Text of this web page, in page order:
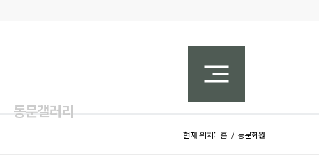
동문갤러리
현재 위치: 홈 / 동문회원